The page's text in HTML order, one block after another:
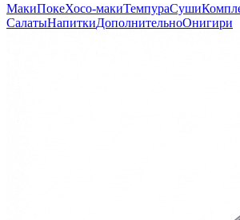
МакиПокеХосо-макиТемпураСуши
СалатыНапиткиДополнительноОнигири